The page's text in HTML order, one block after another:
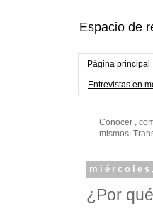
Espacio de
Página principal
Entrevistas en
Conocer ,
mismos.
¿Por